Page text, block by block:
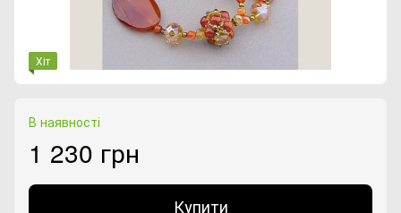
Хіт
В наявності
1 230 грн
Купити